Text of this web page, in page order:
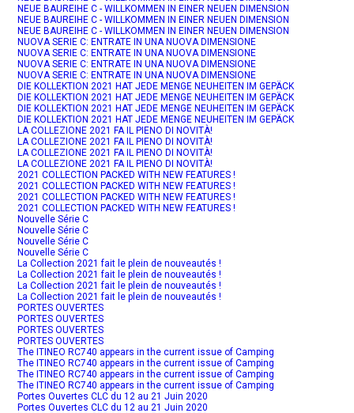
NEUE BAUREIHE C - WILLKOMMEN IN EINER NEUEN DIMENSION
NEUE BAUREIHE C - WILLKOMMEN IN EINER NEUEN DIMENSION
NEUE BAUREIHE C - WILLKOMMEN IN EINER NEUEN DIMENSION
NUOVA SERIE C: ENTRATE IN UNA NUOVA DIMENSIONE
NUOVA SERIE C: ENTRATE IN UNA NUOVA DIMENSIONE
NUOVA SERIE C: ENTRATE IN UNA NUOVA DIMENSIONE
NUOVA SERIE C: ENTRATE IN UNA NUOVA DIMENSIONE
DIE KOLLEKTION 2021 HAT JEDE MENGE NEUHEITEN IM GEPÄCK
DIE KOLLEKTION 2021 HAT JEDE MENGE NEUHEITEN IM GEPÄCK
DIE KOLLEKTION 2021 HAT JEDE MENGE NEUHEITEN IM GEPÄCK
DIE KOLLEKTION 2021 HAT JEDE MENGE NEUHEITEN IM GEPÄCK
LA COLLEZIONE 2021 FA IL PIENO DI NOVITÀ!
LA COLLEZIONE 2021 FA IL PIENO DI NOVITÀ!
LA COLLEZIONE 2021 FA IL PIENO DI NOVITÀ!
LA COLLEZIONE 2021 FA IL PIENO DI NOVITÀ!
2021 COLLECTION PACKED WITH NEW FEATURES !
2021 COLLECTION PACKED WITH NEW FEATURES !
2021 COLLECTION PACKED WITH NEW FEATURES !
2021 COLLECTION PACKED WITH NEW FEATURES !
Nouvelle Série C
Nouvelle Série C
Nouvelle Série C
Nouvelle Série C
La Collection 2021 fait le plein de nouveautés !
La Collection 2021 fait le plein de nouveautés !
La Collection 2021 fait le plein de nouveautés !
La Collection 2021 fait le plein de nouveautés !
PORTES OUVERTES
PORTES OUVERTES
PORTES OUVERTES
PORTES OUVERTES
The ITINEO RC740 appears in the current issue of Camping
The ITINEO RC740 appears in the current issue of Camping
The ITINEO RC740 appears in the current issue of Camping
The ITINEO RC740 appears in the current issue of Camping
Portes Ouvertes CLC du 12 au 21 Juin 2020
Portes Ouvertes CLC du 12 au 21 Juin 2020